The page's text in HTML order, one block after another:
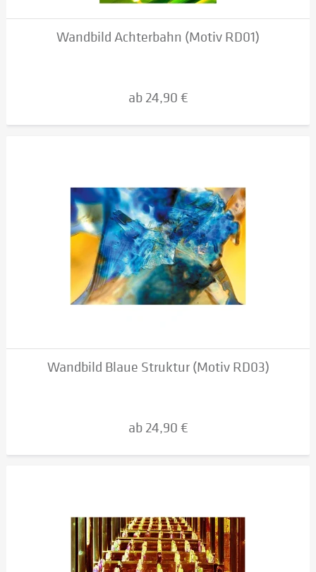
Wandbild Achterbahn (Motiv RD01)
ab 24,90 €
Wandbild Blaue Struktur (Motiv RD03)
ab 24,90 €